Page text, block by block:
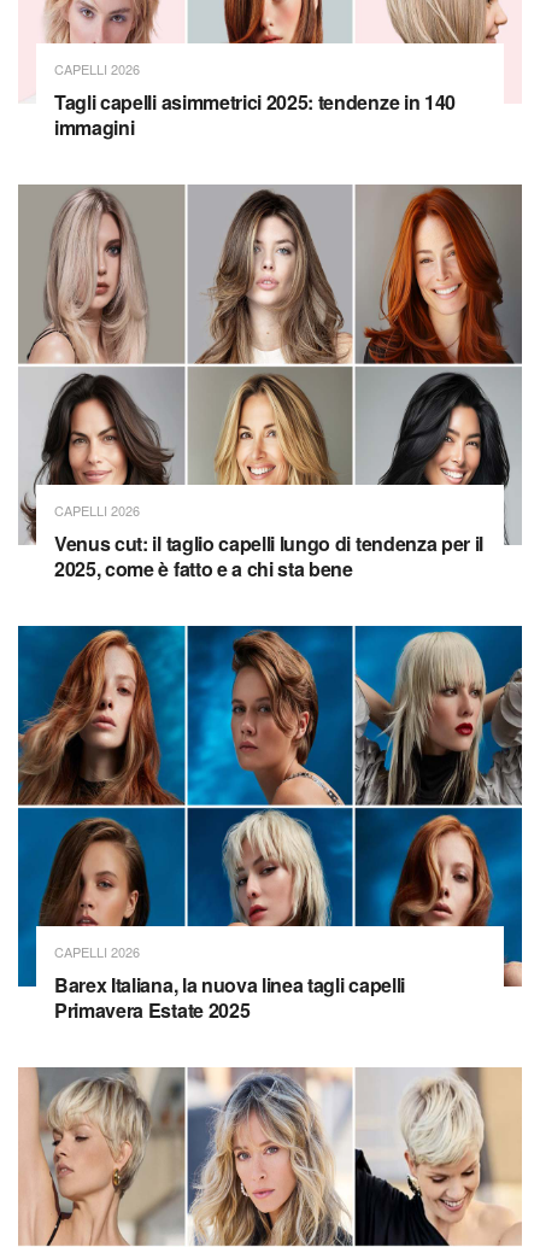
CAPELLI 2026
Tagli capelli asimmetrici 2025: tendenze in 140
immagini
CAPELLI 2026
Venus cut: il taglio capelli lungo di tendenza per il
2025, come è fatto e a chi sta bene
CAPELLI 2026
Barex Italiana, la nuova linea tagli capelli
Primavera Estate 2025